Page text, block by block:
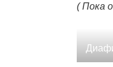
( Пока